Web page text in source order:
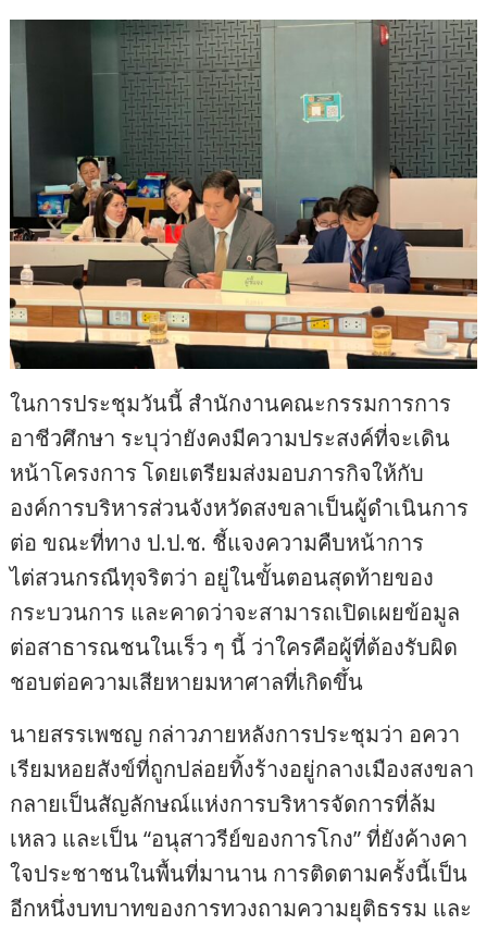
ในการประชุมวันนี้ สำนักงานคณะกรรมการการ
อาชีวศึกษา ระบุว่ายังคงมีความประสงค์ที่จะเดิน
หน้าโครงการ โดยเตรียมส่งมอบภารกิจให้กับ
องค์การบริหารส่วนจังหวัดสงขลาเป็นผู้ดำเนินการ
ต่อ ขณะที่ทาง ป.ป.ช. ชี้แจงความคืบหน้าการ
ไต่สวนกรณีทุจริตว่า อยู่ในขั้นตอนสุดท้ายของ
กระบวนการ และคาดว่าจะสามารถเปิดเผยข้อมูล
ต่อสาธารณชนในเร็ว ๆ นี้ ว่าใครคือผู้ที่ต้องรับผิด
ชอบต่อความเสียหายมหาศาลที่เกิดขึ้น
นายสรรเพชญ กล่าวภายหลังการประชุมว่า อควา
เรียมหอยสังข์ที่ถูกปล่อยทิ้งร้างอยู่กลางเมืองสงขลา
กลายเป็นสัญลักษณ์แห่งการบริหารจัดการที่ล้ม
เหลว และเป็น “อนุสาวรีย์ของการโกง” ที่ยังค้างคา
ใจประชาชนในพื้นที่มานาน การติดตามครั้งนี้เป็น
อีกหนึ่งบทบาทของการทวงถามความยุติธรรม และ